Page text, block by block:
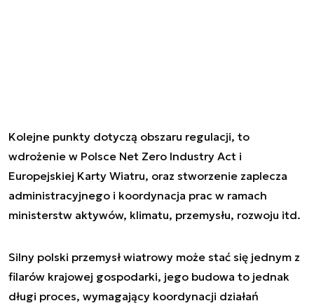
Kolejne punkty dotyczą obszaru regulacji, to
wdrożenie w Polsce Net Zero Industry Act i
Europejskiej Karty Wiatru, oraz stworzenie zaplecza
administracyjnego i koordynacja prac w ramach
ministerstw aktywów, klimatu, przemysłu, rozwoju itd.
Silny polski przemysł wiatrowy może stać się jednym z
filarów krajowej gospodarki, jego budowa to jednak
długi proces, wymagający koordynacji działań